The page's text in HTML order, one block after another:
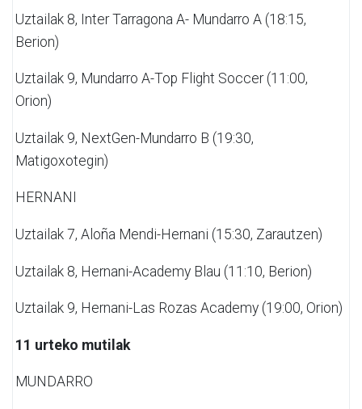
Uztailak 8, Inter Tarragona A- Mundarro A (18:15,
Berion)
Uztailak 9, Mundarro A-Top Flight Soccer (11:00,
Orion)
Uztailak 9, NextGen-Mundarro B (19:30,
Matigoxotegin)
HERNANI
Uztailak 7, Aloña Mendi-Hernani (15:30, Zarautzen)
Uztailak 8, Hernani-Academy Blau (11:10, Berion)
Uztailak 9, Hernani-Las Rozas Academy (19:00, Orion)
11 urteko mutilak
MUNDARRO